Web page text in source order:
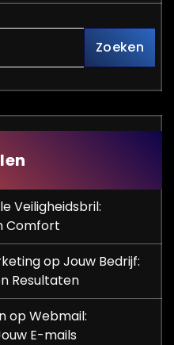
Zoeken
Veiligheidsbril:
Comfort
op Jouw Bedrijf:
Resultaten
op Webmail:
E-mails